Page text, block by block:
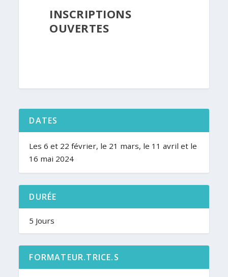
INSCRIPTIONS
OUVERTES
DATES
Les 6 et 22 février, le 21 mars, le 11 avril et le
16 mai 2024
DURÉE
5 Jours
FORMATEUR.TRICE.S